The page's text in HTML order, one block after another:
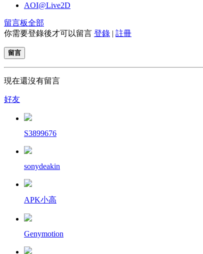
AOI@Live2D
留言板全部
你需要登錄後才可以留言 登錄 | 註冊
留言
現在還沒有留言
好友
S3899676
sonydeakin
APK小高
Genymotion